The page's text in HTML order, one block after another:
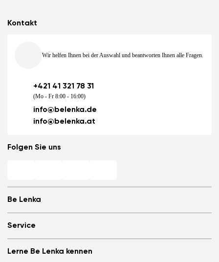
Be Lenka
Store Locator
Über uns
Be Lenka in den Medien
Service
Anmelden
Lerne Be Lenka kennen
Kontakt
Wir helfen Ihnen bei der Auswahl und beantworten Ihnen alle Fragen.
+421 41 321 78 31
(Mo - Fr 8:00 - 16:00)
info@belenka.de
info@belenka.at
Folgen Sie uns